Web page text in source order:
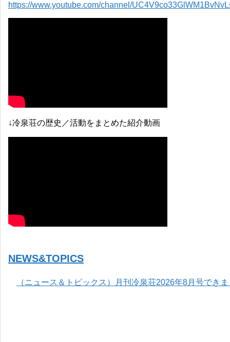
https://www.youtube.com/channel/
↓冷泉荘の歴史／活動をまとめた紹介動画
NEWS&TOPICS
（ニュース＆トピックス）月刊冷泉荘2026年8月号でき